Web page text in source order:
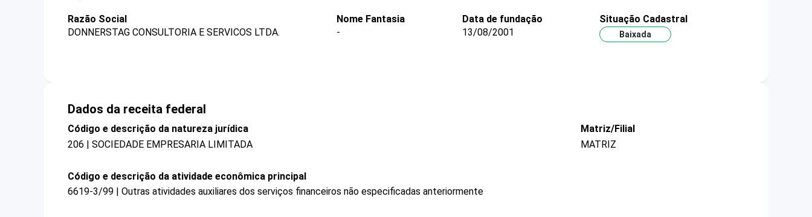
Razão Social
DONNERSTAG CONSULTORIA E SERVICOS LTDA.
Nome Fantasia
-
Data de fundação
13/08/2001
Situação Cadastral
Baixada
Dados da receita federal
Código e descrição da natureza jurídica
206 | SOCIEDADE EMPRESARIA LIMITADA
Matriz/Filial
MATRIZ
Código e descrição da atividade econômica principal
6619-3/99 | Outras atividades auxiliares dos serviços financeiros não especificadas anteriormente